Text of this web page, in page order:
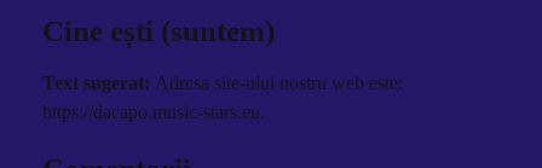
Cine ești (suntem)
Text sugerat: Adresa site-ului nostru web este:
https://dacapo.music-stars.eu.